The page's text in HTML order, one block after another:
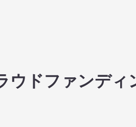
ウドファンディ